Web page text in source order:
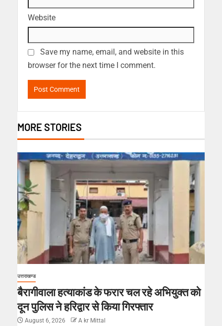
Website
Save my name, email, and website in this
browser for the next time I comment.
MORE STORIES
उत्तराखण्ड
बैरागीवाला हत्याकांड के फरार चल रहे अभियुक्त को
दून पुलिस ने हरिद्वार से किया गिरफ्तार
August 6, 2026 A kr Mittal